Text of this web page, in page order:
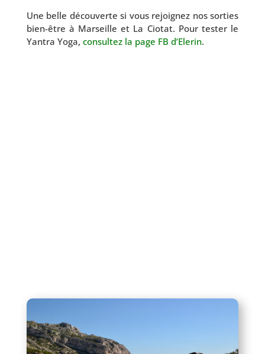
Une belle décou­verte si vous rejoi­gnez nos sor­ties
bien-être à Marseille et La Ciotat. Pour tes­ter le
Yantra Yoga, consul­tez la page FB d’Elerin.